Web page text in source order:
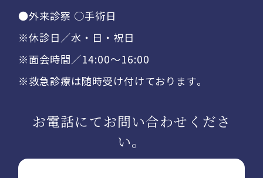
●外来診察 ○手術日
※休診日／水・日・祝日
※面会時間／14:00〜16:00
※救急診療は随時受け付けております。
お電話にてお問い合わせくださ
い。